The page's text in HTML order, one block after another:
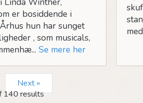
er bosiddende i
hun har sunget
, som musicals,
Se mere her
Next »
140results